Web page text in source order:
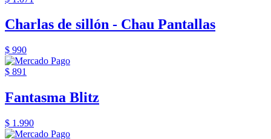
Charlas de sillón - Chau Pantallas
$ 990
$ 891
Fantasma Blitz
$ 1.990